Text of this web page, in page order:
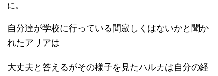
に。
自分達が学校に行っている間寂しくはないかと聞か
れたアリアは
大丈夫と答えるがその様子を見たハルカは自分の経